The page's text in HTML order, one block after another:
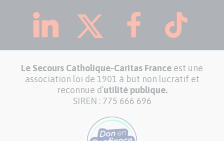
Le Secours Catholique-Caritas France est une
association loi de 1901 à but non lucratif et
reconnue d’utilité publique.
SIREN : 775 666 696